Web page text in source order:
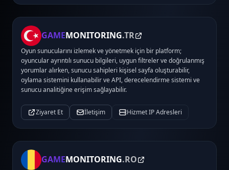
GAMEMONITORING.TR
Oyun sunucularını izlemek ve yönetmek için bir platform;
oyuncular ayrıntılı sunucu bilgileri, uygun filtreler ve doğrulanmış
yorumlar alırken, sunucu sahipleri kişisel sayfa oluşturabilir,
oylama sistemini kullanabilir ve API, derecelendirme sistemi ve
sunucu analitiğine erişim sağlayabilir.
Ziyaret Et İletişim Hizmet IP Adresleri
GAMEMONITORING.RO